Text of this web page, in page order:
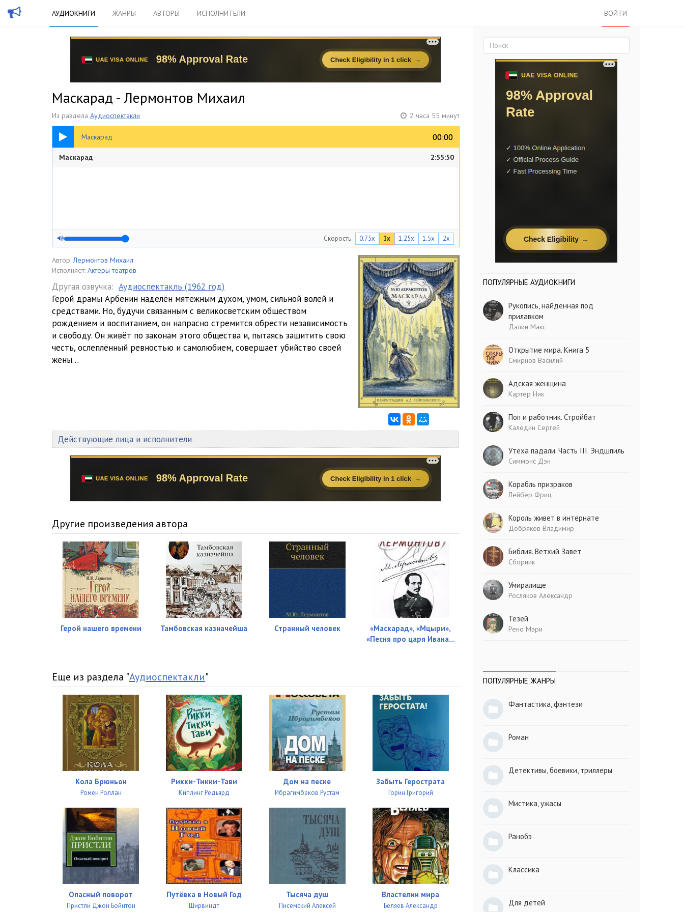
АУДИОКНИГИ ЖАНРЫ АВТОРЫ ИСПОЛНИТЕЛИ ВОЙТИ
Маскарад - Лермонтов Михаил
Из раздела Аудиоспектакли 2 часа 55 минут
Маскарад 00:00
00:00
2:55:50
Маскарад 2:55:50
Скорость 0.75x 1x 1.25x 1.5x 2x
Автор: Лермонтов Михаил
Исполняет: Актеры театров
Другая озвучка: Аудиоспектакль (1962 год)
Герой драмы Арбенин наделён мятежным духом, умом, сильной волей и
средствами. Но, будучи связанным с великосветским обществом
рождением и воспитанием, он напрасно стремится обрести независимость
и свободу. Он живёт по законам этого общества и, пытаясь защитить свою
честь, ослеплённый ревностью и самолюбием, совершает убийство своей
жены…
Действующие лица и исполнители
Другие произведения автора
Герой нашего времени Тамбовская казначейша Странный человек
«Маскарад», «Мцыри»,
«Песня про царя Ивана...
Еще из раздела "Аудиоспектакли"
Кола Брюньон
Ромен Роллан
Рикки-Тикки-Тави
Киплинг Редьярд
Дом на песке
Ибрагимбеков Рустам
Забыть Герострата
Горин Григорий
Опасный поворот
Пристли Джон Бойнтон
Путёвка в Новый Год
Ширвиндт
Тысяча душ
Писемский Алексей
Властелин мира
Беляев Александр
ПОПУЛЯРНЫЕ АУДИОКНИГИ
Рукопись, найденная под
прилавком
Далин Макс
Открытие мира. Книга 5
Смирнов Василий
Адская женщина
Картер Ник
Поп и работник. Стройбат
Каледин Сергей
Утеха падали. Часть III. Эндшпиль
Симмонс Дэн
Корабль призраков
Лейбер Фриц
Король живет в интернате
Добряков Владимир
Библия. Ветхий Завет
Сборник
Умиралище
Росляков Александр
Тезей
Рено Мэри
ПОПУЛЯРНЫЕ ЖАНРЫ
Фантастика, фэнтези
Роман
Детективы, боевики, триллеры
Мистика, ужасы
Ранобэ
Классика
Для детей